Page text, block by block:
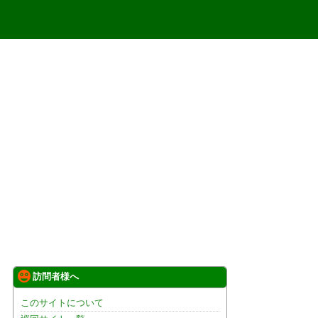
訪問者様へ
このサイトについて